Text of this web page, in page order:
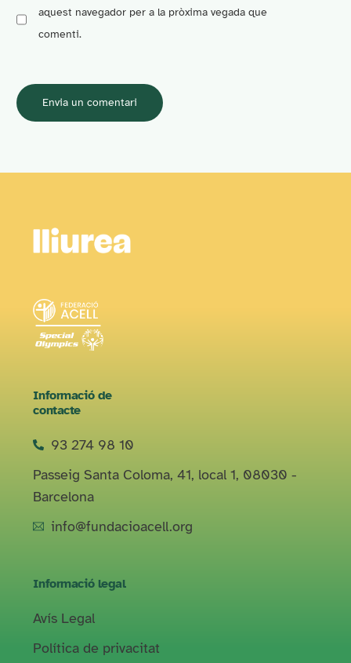
aquest navegador per a la pròxima vegada que
comenti.
Informació de
contacte
93 274 98 10
Passeig Santa Coloma, 41, local 1, 08030 -
Barcelona
info@fundacioacell.org
Informació legal
Avís Legal​
Política de privacitat